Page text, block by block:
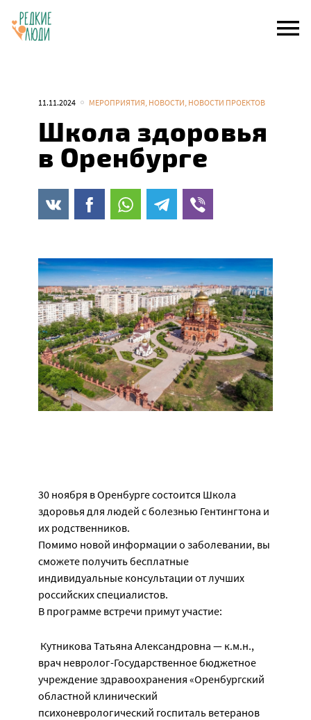
Skip
11.11.2024 МЕРОПРИЯТИЯ, НОВОСТИ, НОВОСТИ ПРОЕКТОВ
Школа здоровья
в Оренбурге
30 ноября в Оренбурге состоится Школа
здоровья для людей с болезнью Гентингтона и
их родственников.
Помимо новой информации о заболевании, вы
сможете получить бесплатные
индивидуальные консультации от лучших
российских специалистов.
В программе встречи примут участие:
Кутникова Татьяна Александровна — к.м.н.,
врач невролог-Государственное бюджетное
учреждение здравоохранения «Оренбургский
областной клинический
психоневрологический госпиталь ветеранов